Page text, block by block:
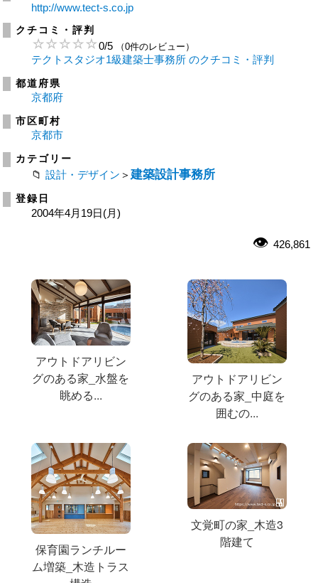
http://www.tect-s.co.jp
クチコミ・評判
0/5 （0件のレビュー）
テクトスタジオ1級建築士事務所 のクチコミ・評判
都道府県
京都府
市区町村
京都市
カテゴリー
設計・デザイン ＞ 建築設計事務所
登録日
2004年4月19日(月)
426,861
アウトドアリビン
グのある家_水盤を
眺める...
アウトドアリビン
グのある家_中庭を
囲むの...
保育園ランチルー
ム増築_木造トラス
文覚町の家_木造3
階建て